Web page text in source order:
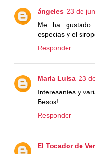
ángeles 23 de
Me ha
especias y el
Responder
Maria Luisa 23
Interesantes y
Besos!
Responder
El Tocador de